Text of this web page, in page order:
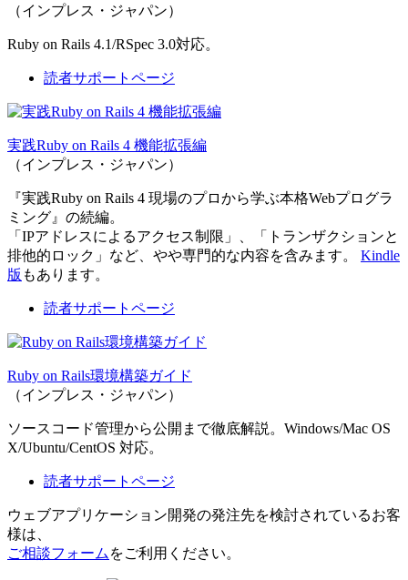
（インプレス・ジャパン）
Ruby on Rails 4.1/RSpec 3.0対応。
読者サポートページ
実践Ruby on Rails 4 機能拡張編
（インプレス・ジャパン）
『実践Ruby on Rails 4 現場のプロから学ぶ本格Webプログラ
ミング』の続編。
「IPアドレスによるアクセス制限」、「トランザクションと
排他的ロック」など、やや専門的な内容を含みます。 Kindle
版 もあります。
読者サポートページ
Ruby on Rails環境構築ガイド
（インプレス・ジャパン）
ソースコード管理から公開まで徹底解説。Windows/Mac OS
X/Ubuntu/CentOS 対応。
読者サポートページ
ウェブアプリケーション開発の発注先を検討されているお客
様は、
ご相談フォーム をご利用ください。